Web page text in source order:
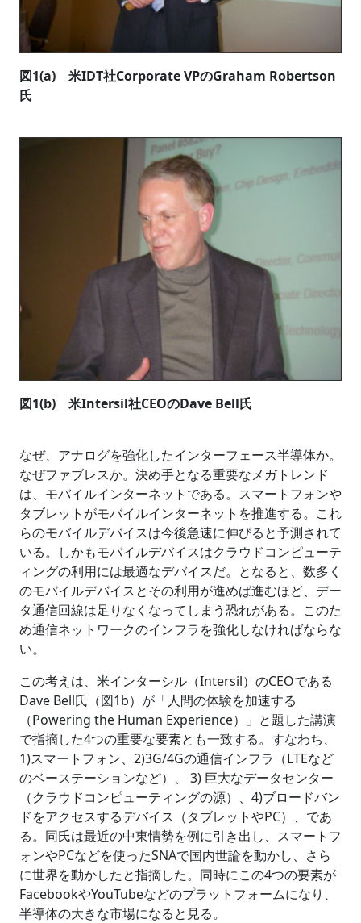
図1(a) 米IDT社Corporate VPのGraham Robertson
氏
図1(b) 米Intersil社CEOのDave Bell氏
なぜ、アナログを強化したインターフェース半導体か。
なぜファブレスか。決め手となる重要なメガトレンド
は、モバイルインターネットである。スマートフォンや
タブレットがモバイルインターネットを推進する。これ
らのモバイルデバイスは今後急速に伸びると予測されて
いる。しかもモバイルデバイスはクラウドコンピューテ
ィングの利用には最適なデバイスだ。となると、数多く
のモバイルデバイスとその利用が進めば進むほど、デー
タ通信回線は足りなくなってしまう恐れがある。このた
め通信ネットワークのインフラを強化しなければならな
い。
この考えは、米インターシル（Intersil）のCEOである
Dave Bell氏（図1b）が「人間の体験を加速する
（Powering the Human Experience）」と題した講演
で指摘した4つの重要な要素とも一致する。すなわち、
1)スマートフォン、2)3G/4Gの通信インフラ（LTEなど
のベーステーションなど）、 3) 巨大なデータセンター
（クラウドコンピューティングの源）、4)ブロードバン
ドをアクセスするデバイス（タブレットやPC）、であ
る。同氏は最近の中東情勢を例に引き出し、スマートフ
ォンやPCなどを使ったSNAで国内世論を動かし、さら
に世界を動かしたと指摘した。同時にこの4つの要素が
FacebookやYouTubeなどのプラットフォームになり、
半導体の大きな市場になると見る。